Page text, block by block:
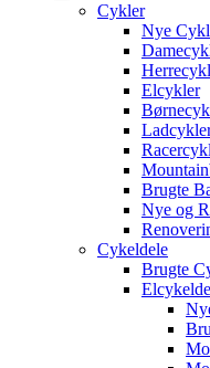
Cykler
Nye
Elcykler
Brugte
Nye og
Cykeldele
Brugte